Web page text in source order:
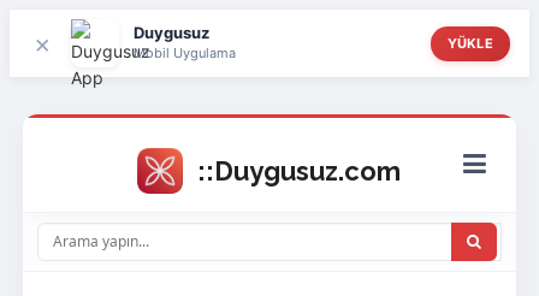
× Duygusuz
Mobil Uygulama
YÜKLE